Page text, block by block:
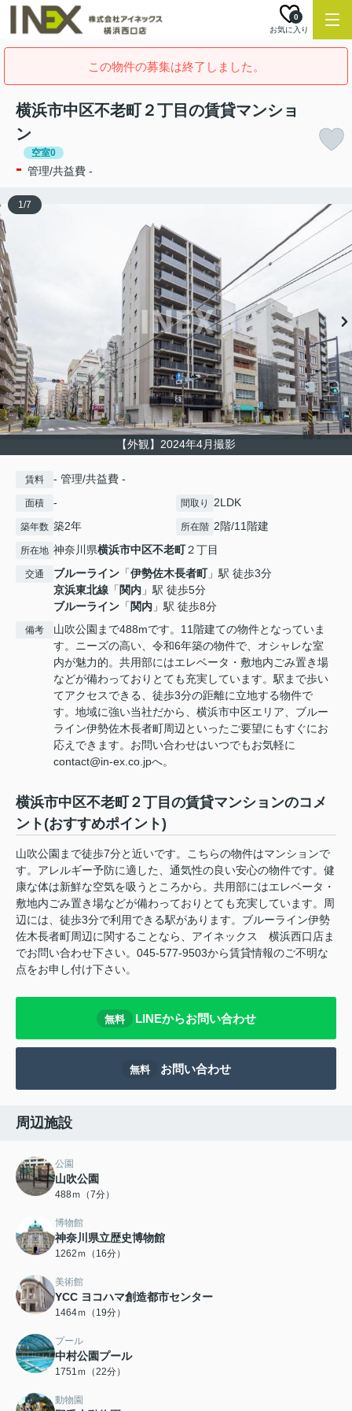
お気に入り
0
この物件の募集は終了しました。
横浜市中区不老町２丁目の賃貸マンショ
ン
空室0
- 管理/共益費 -
【外観】2024年4月撮影
1/7
賃料 - 管理/共益費 -
面積 - 間取り 2LDK
築年数 築2年 所在階 2階/11階建
所在地 神奈川県横浜市中区不老町２丁目
交通 ブルーライン 「伊勢佐木長者町」駅 徒歩3分
京浜東北線 「 関内 」駅 徒歩5分
ブルーライン 「 関内 」駅 徒歩8分
備考
山吹公園まで488mです。11階建ての物件となっていま
す。ニーズの高い、令和6年築の物件で、オシャレな室
内が魅力的。共用部にはエレベータ・敷地内ごみ置き場
などが備わっておりとても充実しています。駅まで歩い
てアクセスできる、徒歩3分の距離に立地する物件で
す。地域に強い当社だから、横浜市中区エリア、ブルー
ライン伊勢佐木長者町周辺といったご要望にもすぐにお
応えできます。お問い合わせはいつでもお気軽に
contact@in-ex.co.jpへ。
横浜市中区不老町２丁目の賃貸マンションのコメ
ント(おすすめポイント)
山吹公園まで徒歩7分と近いです。こちらの物件はマンションで
す。アレルギー予防に適した、通気性の良い安心の物件です。健
康な体は新鮮な空気を吸うところから。共用部にはエレベータ・
敷地内ごみ置き場などが備わっておりとても充実しています。周
辺には、徒歩3分で利用できる駅があります。ブルーライン伊勢
佐木長者町周辺に関することなら、アイネックス 横浜西口店ま
でお問い合わせ下さい。045-577-9503から賃貸情報のご不明な
点をお申し付け下さい。
無料 LINEからお問い合わせ
無料 お問い合わせ
周辺施設
公園
山吹公園
488ｍ（7分）
博物館
神奈川県立歴史博物館
1262ｍ（16分）
美術館
YCC ヨコハマ創造都市センター
1464ｍ（19分）
プール
中村公園プール
1751ｍ（22分）
動物園